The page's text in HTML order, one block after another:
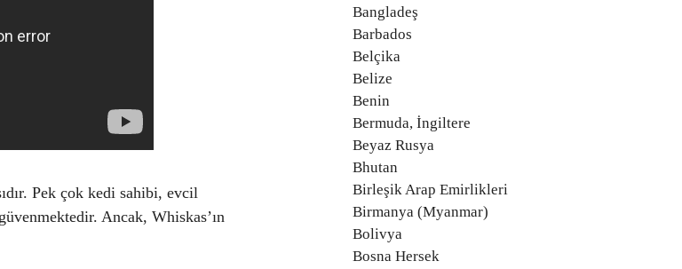
Pek çok kedi sahibi, evcil
Ancak, Whiskas’ın
Bangladeş
Barbados
Belçika
Belize
Benin
Bermuda, İngiltere
Beyaz Rusya
Bhutan
Birleşik Arap Emirlikleri
Birmanya (Myanmar)
Bolivya
Bosna Hersek